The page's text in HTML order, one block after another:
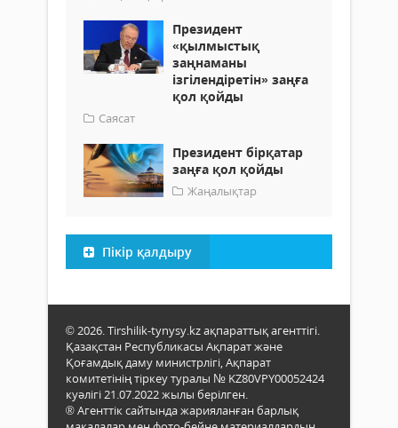
Президент
«қылмыстық
заңнаманы
ізгілендіретін» заңға
қол қойды
Саясат
Президент бірқатар
заңға қол қойды
Жаңалықтар
Пікір қалдыру
© 2026. Tirshilik-tynysy.kz ақпараттық агенттігі.
Қазақстан Республикасы Ақпарат және
Қоғамдық даму министрлігі, Ақпарат
комитетінің тіркеу туралы № KZ80VPY00052424
куәлігі 21.07.2022 жылы берілген.
® Агенттік сайтында жарияланған барлық